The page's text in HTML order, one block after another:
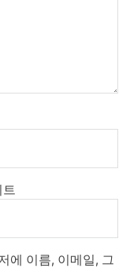
에 이름, 이메일, 그